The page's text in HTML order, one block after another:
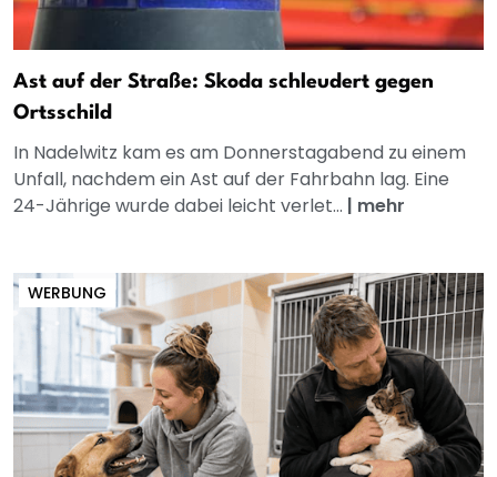
Ast auf der Straße: Skoda schleudert gegen
Ortsschild
In Nadelwitz kam es am Donnerstagabend zu einem
Unfall, nachdem ein Ast auf der Fahrbahn lag. Eine
24-Jährige wurde dabei leicht verlet... | mehr
WERBUNG